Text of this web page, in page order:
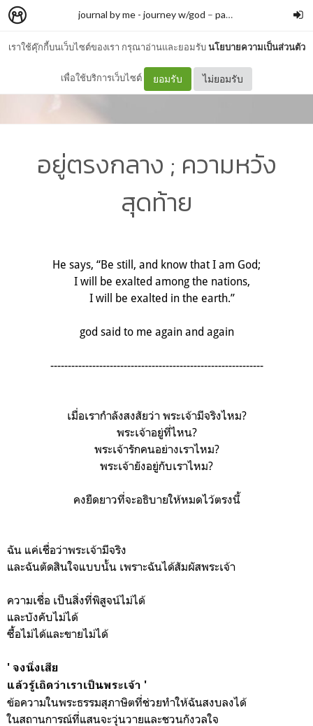
เราใช้คุ๊กกี้บนเว็บไซต์ของเรา กรุณาอ่านและยอมรับนโยบายความเป็นส่วนตัว
เพื่อใช้บริการเว็บไซต์ ยอมรับ ไม่ยอมรับ
journal by me - journey w/god – panpanmeme
อยู่ตรงกลาง ; ความหวัง
สุดท้าย
He says, “Be still, and know that I am God;
I will be exalted among the nations,
I will be exalted in the earth.”
god said to me again and again
-------------------------------------------------------------
เมื่อเรากำลังสงสัยว่า พระเจ้ามีจริงไหม?
พระเจ้าอยู่ที่ไหน?
พระเจ้ารักคนอย่างเราไหม?
พระเจ้ายังอยู่กับเราไหม?
คงยืดยาวที่จะอธิบายให้หมดไว้ตรงนี้
ฉัน แค่เชื่อว่าพระเจ้ามีจริง
และฉันตัดสินใจแบบนั้น เพราะฉันได้สัมผัสพระเจ้า
ความเชื่อ เป็นสิ่งที่พิสูจน์ไม่ได้
และบังคับไม่ได้
ซื้อไม่ได้และขายไม่ได้
' จงนิ่งเสีย
แล้วรู้เถิดว่าเราเป็นพระเจ้า '
ข้อความในพระธรรมสุภาษิตที่ช่วยทำให้ฉันสงบลงได้
ในสถานการณ์ที่แสนจะวุ่นวายและชวนกังวลใจ